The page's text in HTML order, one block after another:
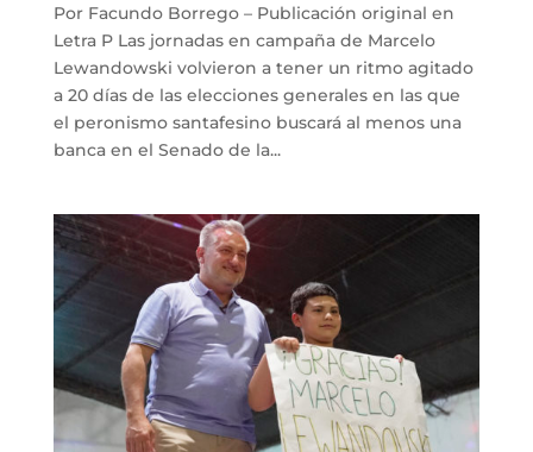
Por Facundo Borrego – Publicación original en
Letra P Las jornadas en campaña de Marcelo
Lewandowski volvieron a tener un ritmo agitado
a 20 días de las elecciones generales en las que
el peronismo santafesino buscará al menos una
banca en el Senado de la...